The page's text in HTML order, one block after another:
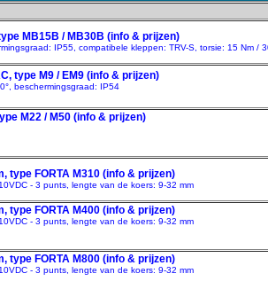
MB15B / MB30B (info & prijzen)
IP55, compatibele kleppen: TRV-S, torsie: 15 Nm /
type M9 / EM9 (info & prijzen)
beschermingsgraad: IP54
M22 / M50 (info & prijzen)
type FORTA M310 (info & prijzen)
- 3 punts, lengte van de koers: 9-32 mm
type FORTA M400 (info & prijzen)
- 3 punts, lengte van de koers: 9-32 mm
type FORTA M800 (info & prijzen)
- 3 punts, lengte van de koers: 9-32 mm